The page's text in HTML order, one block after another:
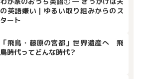
の英語嫌い｜ゆるい取り組みからのス
タート
「飛鳥・藤原の宮都」世界遺産へ 飛
鳥時代ってどんな時代？